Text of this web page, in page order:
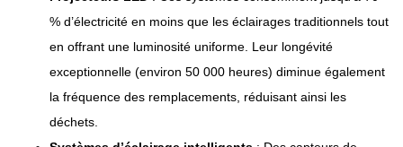
% d’électricité en moins que les éclairages traditionnels tout
en offrant une luminosité uniforme. Leur longévité
exceptionnelle (environ 50 000 heures) diminue également
la fréquence des remplacements, réduisant ainsi les
déchets.